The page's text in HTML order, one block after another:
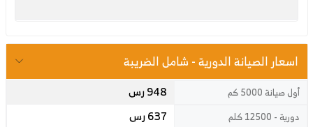
اسعار الصيانة الدورية - شامل الضريبة
أول صيانة 5000 كم 948 رس
دورية - 12500 كلم 637 رس